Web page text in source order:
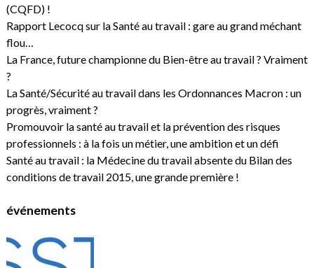
(CQFD) !
Rapport Lecocq sur la Santé au travail : gare au grand méchant
flou…
La France, future championne du Bien-être au travail ? Vraiment
?
La Santé/Sécurité au travail dans les Ordonnances Macron : un
progrès, vraiment ?
Promouvoir la santé au travail et la prévention des risques
professionnels : à la fois un métier, une ambition et un défi
Santé au travail : la Médecine du travail absente du Bilan des
conditions de travail 2015, une grande première !
événements